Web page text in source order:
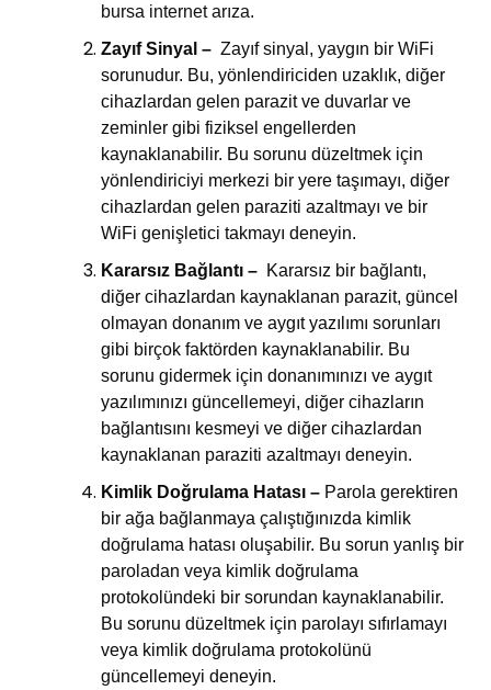
bursa internet arıza.
Zayıf Sinyal – Zayıf sinyal, yaygın bir WiFi
sorunudur. Bu, yönlendiriciden uzaklık, diğer
cihazlardan gelen parazit ve duvarlar ve
zeminler gibi fiziksel engellerden
kaynaklanabilir. Bu sorunu düzeltmek için
yönlendiriciyi merkezi bir yere taşımayı, diğer
cihazlardan gelen paraziti azaltmayı ve bir
WiFi genişletici takmayı deneyin.
Kararsız Bağlantı – Kararsız bir bağlantı,
diğer cihazlardan kaynaklanan parazit, güncel
olmayan donanım ve aygıt yazılımı sorunları
gibi birçok faktörden kaynaklanabilir. Bu
sorunu gidermek için donanımınızı ve aygıt
yazılımınızı güncellemeyi, diğer cihazların
bağlantısını kesmeyi ve diğer cihazlardan
kaynaklanan paraziti azaltmayı deneyin.
Kimlik Doğrulama Hatası – Parola gerektiren
bir ağa bağlanmaya çalıştığınızda kimlik
doğrulama hatası oluşabilir. Bu sorun yanlış bir
paroladan veya kimlik doğrulama
protokolündeki bir sorundan kaynaklanabilir.
Bu sorunu düzeltmek için parolayı sıfırlamayı
veya kimlik doğrulama protokolünü
güncellemeyi deneyin.